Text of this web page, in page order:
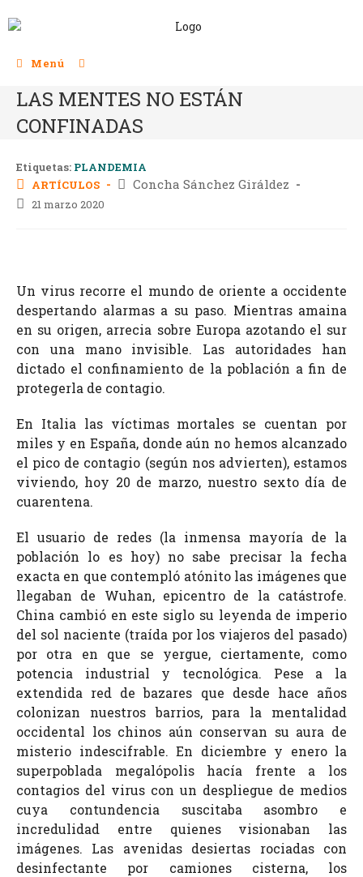
Menú
LAS MENTES NO ESTÁN
CONFINADAS
Etiquetas: PLANDEMIA
ARTÍCULOS
Concha Sánchez Giráldez
21 marzo 2020
Un virus recorre el mundo de oriente a occidente
despertando alarmas a su paso. Mientras amaina
en su origen, arrecia sobre Europa azotando el sur
con una mano invisible. Las autoridades han
dictado el confinamiento de la población a fin de
protegerla de contagio.
En Italia las víctimas mortales se cuentan por
miles y en España, donde aún no hemos alcanzado
el pico de contagio (según nos advierten), estamos
viviendo, hoy 20 de marzo, nuestro sexto día de
cuarentena.
El usuario de redes (la inmensa mayoría de la
población lo es hoy) no sabe precisar la fecha
exacta en que contempló atónito las imágenes que
llegaban de Wuhan, epicentro de la catástrofe.
China cambió en este siglo su leyenda de imperio
del sol naciente (traída por los viajeros del pasado)
por otra en que se yergue, ciertamente, como
potencia industrial y tecnológica. Pese a la
extendida red de bazares que desde hace años
colonizan nuestros barrios, para la mentalidad
occidental los chinos aún conservan su aura de
misterio indescifrable. En diciembre y enero la
superpoblada megalópolis hacía frente a los
contagios del virus con un despliegue de medios
cuya contundencia suscitaba asombro e
incredulidad entre quienes visionaban las
imágenes. Las avenidas desiertas rociadas con
desinfectante por camiones cisterna, los